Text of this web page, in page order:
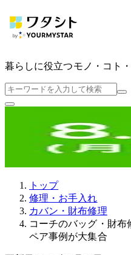
暮らしに役立つモノ・コト
トップ
修理・お手入れ
カバン・財布修理
コーチのバッグ・財布
ペア事例が大集合